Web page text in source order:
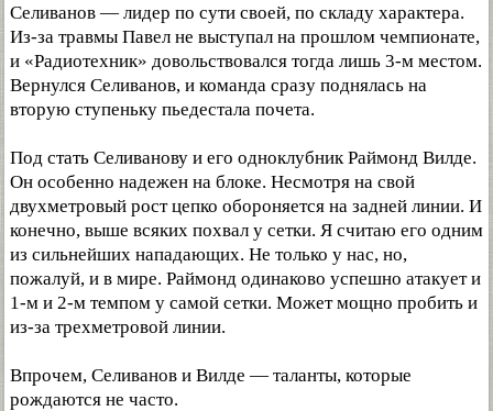
Селиванов — лидер по сути своей, по складу характера.
Из-за травмы Павел не выступал на прошлом чемпионате,
и «Радиотехник» довольствовался тогда лишь 3-м местом.
Вернулся Селиванов, и команда сразу поднялась на
вторую ступеньку пьедестала почета.
Под стать Селиванову и его одноклубник Раймонд Вилде.
Он особенно надежен на блоке. Несмотря на свой
двухметровый рост цепко обороняется на задней линии. И
конечно, выше всяких похвал у сетки. Я считаю его одним
из сильнейших нападающих. Не только у нас, но,
пожалуй, и в мире. Раймонд одинаково успешно атакует и
1-м и 2-м темпом у самой сетки. Может мощно пробить и
из-за трехметровой линии.
Впрочем, Селиванов и Вилде — таланты, которые
рождаются не часто.